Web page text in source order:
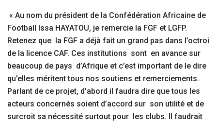
« Au nom du président de la Confédération Africaine de
Football Issa HAYATOU, je remercie la FGF et LGFP.
Retenez que la FGF a déjà fait un grand pas dans l’octroi
de la licence CAF. Ces institutions sont en avance sur
beaucoup de pays d’Afrique et c’est important de le dire
qu’elles méritent tous nos soutiens et remerciements.
Parlant de ce projet, d’abord il faudra dire que tous les
acteurs concernés soient d’accord sur son utilité et de
surcroit sa nécessité surtout pour les clubs. Il faudrait